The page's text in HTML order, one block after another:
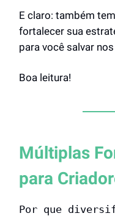
E claro: também
fortalecer sua
para você salvar
Boa leitura!
Múltiplas
para
Por que